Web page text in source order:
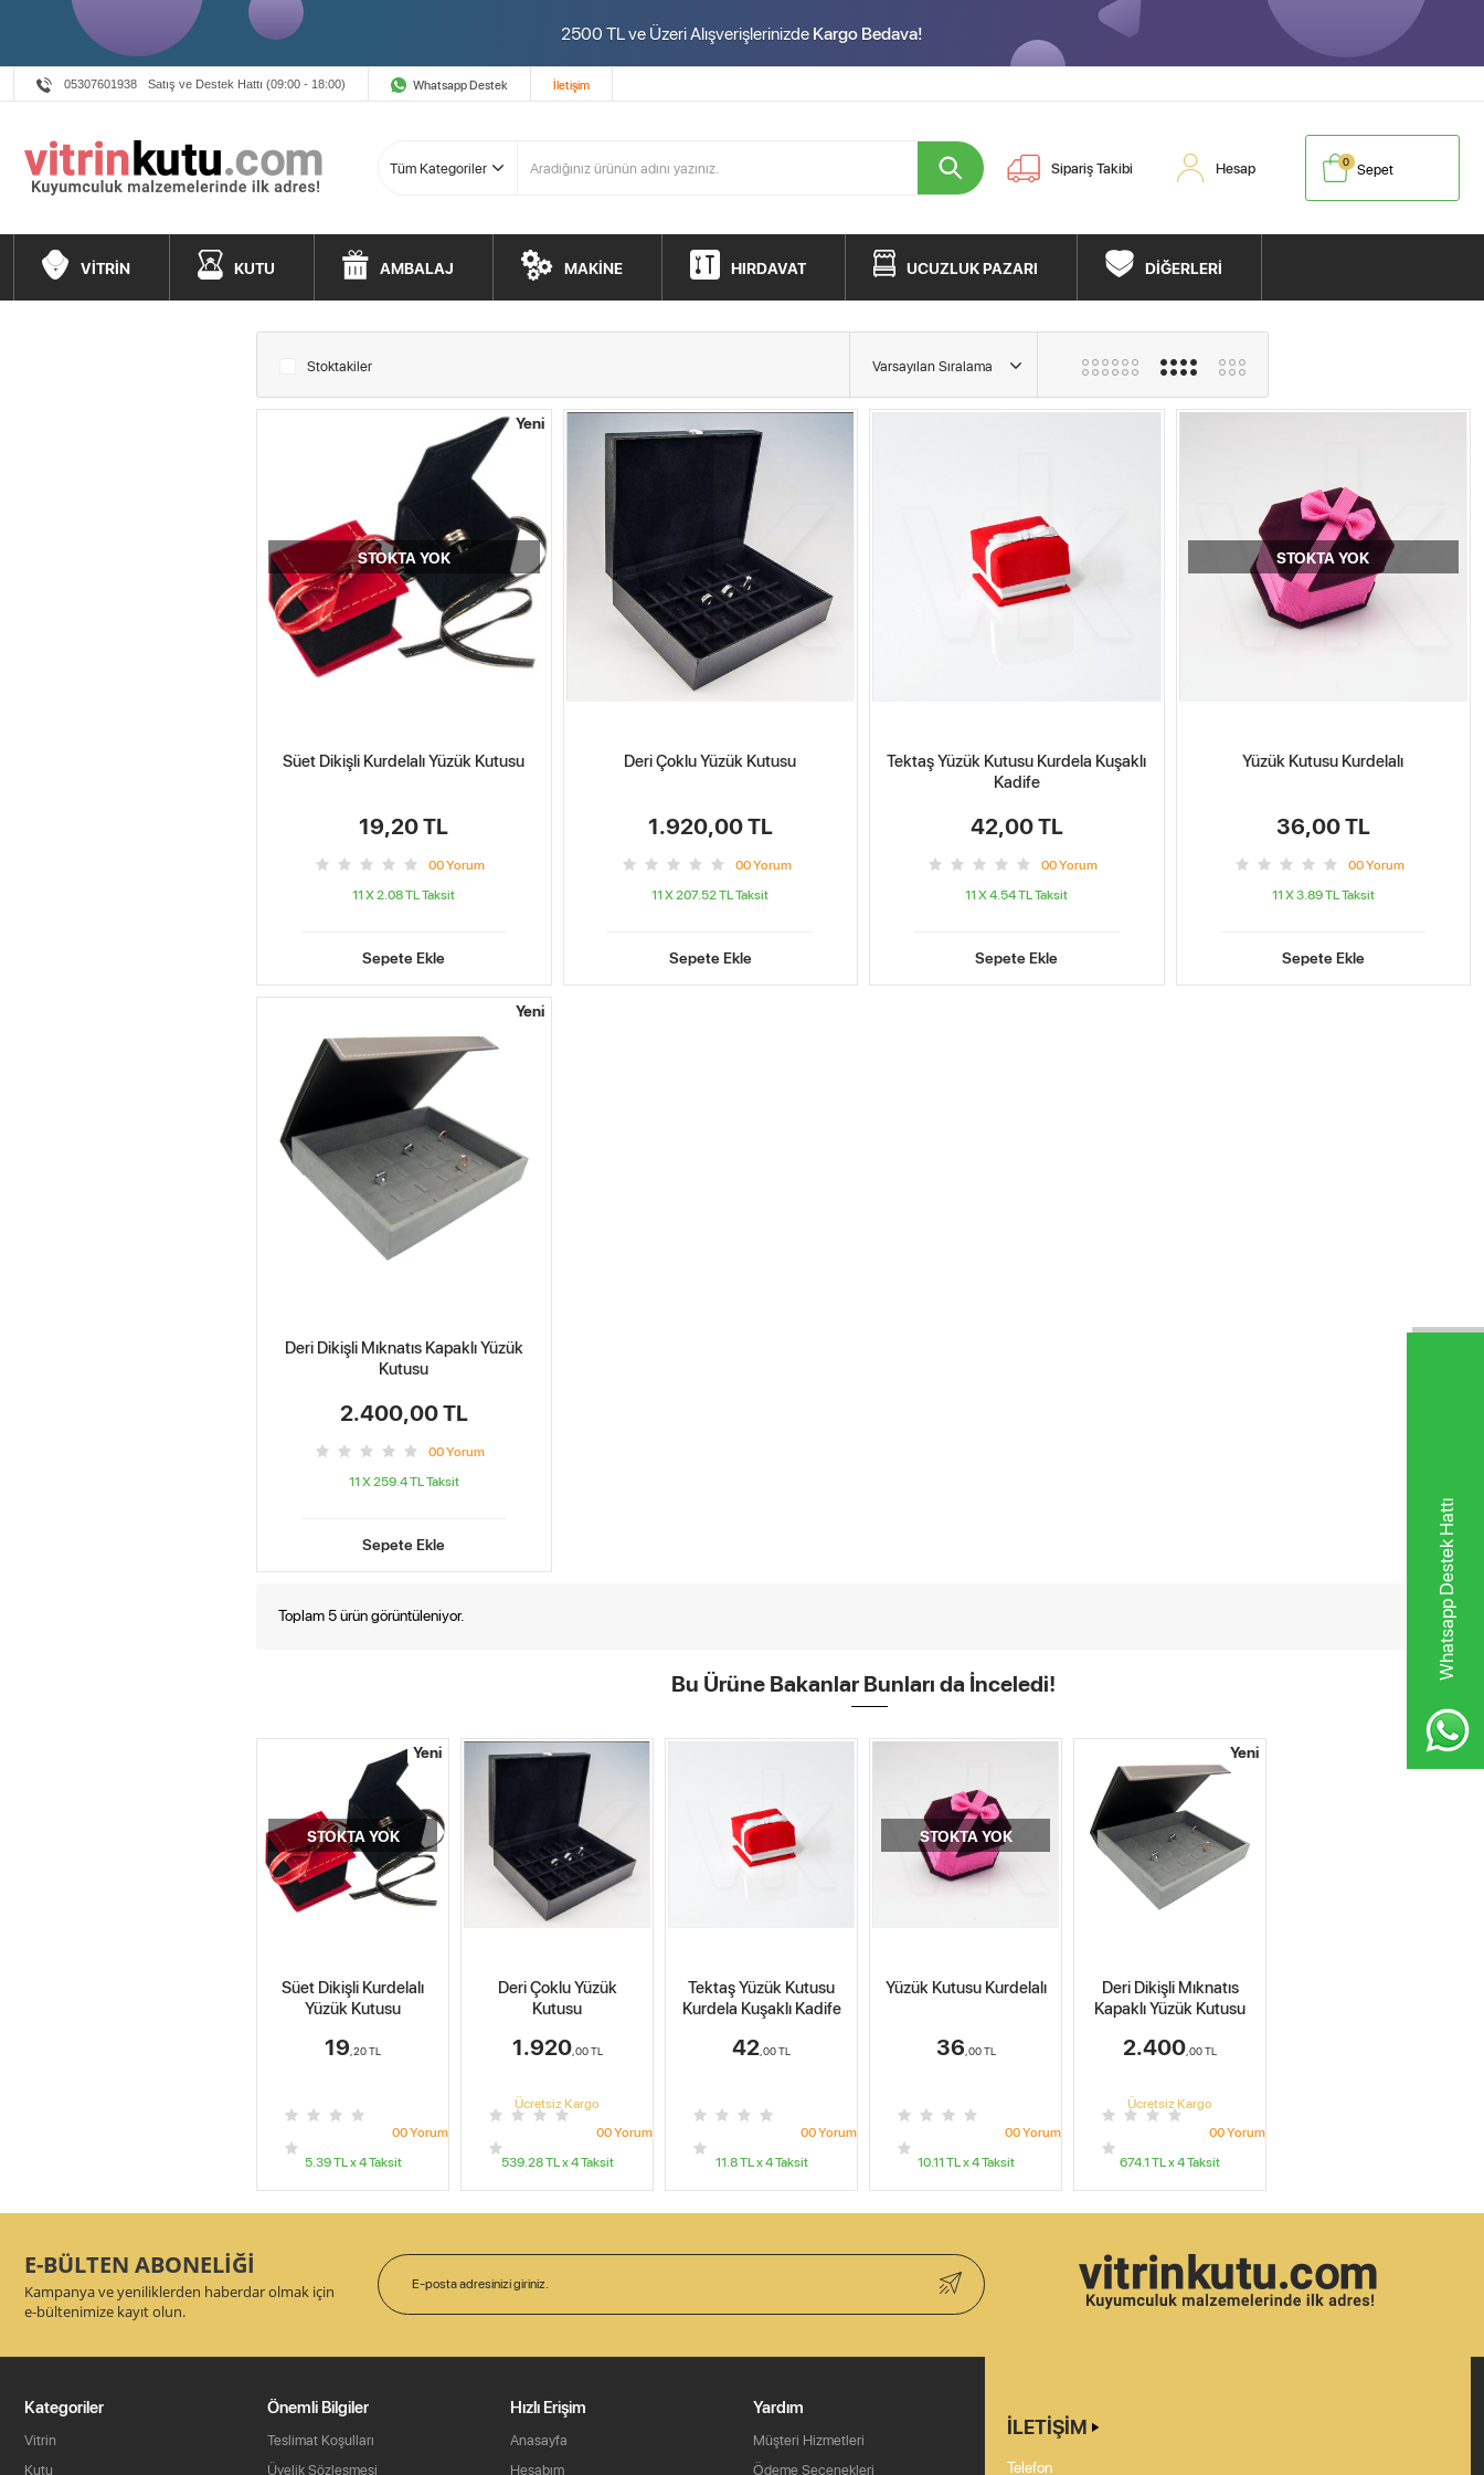
Whatsapp Destek Hattı
2500 TL ve Üzeri AlışverişlerinizdeKargo Bedava!
05307601938 Satış ve Destek Hattı (09:00 - 18:00) Whatsapp Destek İletişim
Sipariş Takibi Hesap Sepet
0
VİTRİN KUTU AMBALAJ MAKİNE HIRDAVAT UCUZLUK PAZARI DİĞERLERİ
Stoktakiler
Yeni
STOKTA YOK
Süet Dikişli Kurdelalı Yüzük Kutusu
19,20 TL
00Yorum
11 X 2.08 TLTaksit
Sepete Ekle
Deri Çoklu Yüzük Kutusu
1.920,00 TL
00Yorum
11 X 207.52 TLTaksit
Sepete Ekle
Tektaş Yüzük Kutusu Kurdela Kuşaklı
Kadife
42,00 TL
00Yorum
11 X 4.54 TLTaksit
Sepete Ekle
STOKTA YOK
Yüzük Kutusu Kurdelalı
36,00 TL
00Yorum
11 X 3.89 TLTaksit
Sepete Ekle
Yeni
Deri Dikişli Mıknatıs Kapaklı Yüzük
Kutusu
2.400,00 TL
00Yorum
11 X 259.4 TLTaksit
Sepete Ekle
Toplam 5 ürün görüntüleniyor.
Bu Ürüne Bakanlar Bunları da İnceledi!
Yeni
STOKTA YOK
Süet Dikişli Kurdelalı
Yüzük Kutusu
19,20TL
00Yorum
5.39TL x4Taksit
Deri Çoklu Yüzük
Kutusu
1.920,00TL
Ücretsiz Kargo
00Yorum
539.28TL x4Taksit
Tektaş Yüzük Kutusu
Kurdela Kuşaklı Kadife
42,00TL
00Yorum
11.8TL x4Taksit
STOKTA YOK
Yüzük Kutusu Kurdelalı
36,00TL
00Yorum
10.11TL x4Taksit
Yeni
Deri Dikişli Mıknatıs
Kapaklı Yüzük Kutusu
2.400,00TL
Ücretsiz Kargo
00Yorum
674.1TL x4Taksit
E-BÜLTEN ABONELİĞİ
Kampanya ve yeniliklerden haberdar olmak için
e-bültenimize kayıt olun.
Kategoriler
Vitrin
Kutu
Önemli Bilgiler
Teslimat Koşulları
Üyelik Sözleşmesi
Hızlı Erişim
Anasayfa
Hesabım
Yardım
Müşteri Hizmetleri
Ödeme Seçenekleri
İLETIŞIM
Telefon